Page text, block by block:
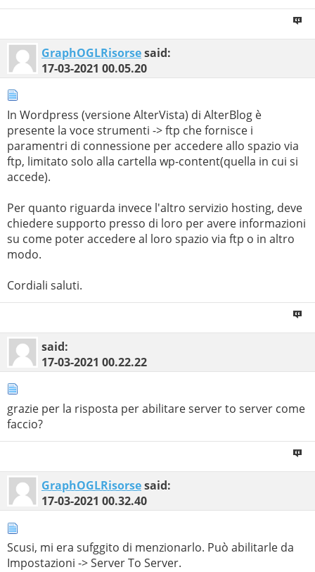
GraphOGLRisorsesaid:
17-03-2021 00.05.20
In Wordpress (versione AlterVista) di AlterBlog è
presente la voce strumenti -> ftp che fornisce i
paramentri di connessione per accedere allo spazio via
ftp, limitato solo alla cartella wp-content(quella in cui si
accede).
Per quanto riguarda invece l'altro servizio hosting, deve
chiedere supporto presso di loro per avere informazioni
su come poter accedere al loro spazio via ftp o in altro
modo.
Cordiali saluti.
said:
17-03-2021 00.22.22
grazie per la risposta per abilitare server to server come
faccio?
GraphOGLRisorsesaid:
17-03-2021 00.32.40
Scusi, mi era sufggito di menzionarlo. Può abilitarle da
Impostazioni -> Server To Server.